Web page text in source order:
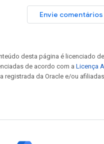
Envie comentários
desta página é licenciado
de acordo com a Licença
registrada da Oracle e/ou